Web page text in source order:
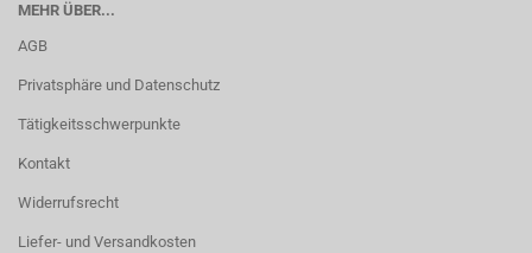
MEHR ÜBER...
AGB
Privatsphäre und Datenschutz
Tätigkeitsschwerpunkte
Kontakt
Widerrufsrecht
Liefer- und Versandkosten